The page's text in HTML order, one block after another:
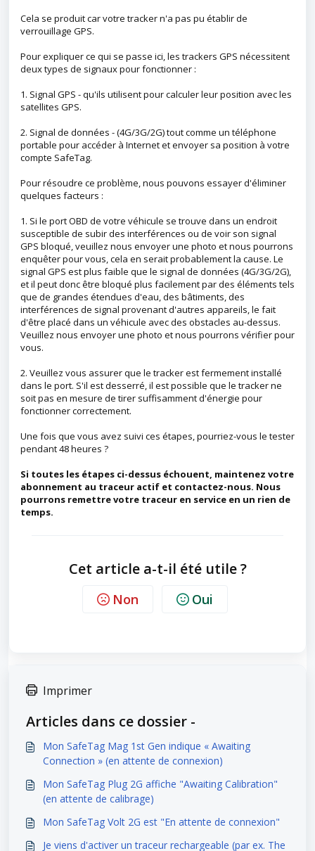
Cela se produit car votre tracker n'a pas pu établir de
verrouillage GPS.
Pour expliquer ce qui se passe ici, les trackers GPS nécessitent
deux types de signaux pour fonctionner :
1. Signal GPS - qu'ils utilisent pour calculer leur position avec les
satellites GPS.
2. Signal de données - (4G/3G/2G) tout comme un téléphone
portable pour accéder à Internet et envoyer sa position à votre
compte SafeTag.
Pour résoudre ce problème, nous pouvons essayer d'éliminer
quelques facteurs :
1. Si le port OBD de votre véhicule se trouve dans un endroit
susceptible de subir des interférences ou de voir son signal
GPS bloqué, veuillez nous envoyer une photo et nous pourrons
enquêter pour vous, cela en serait probablement la cause. Le
signal GPS est plus faible que le signal de données (4G/3G/2G),
et il peut donc être bloqué plus facilement par des éléments tels
que de grandes étendues d'eau, des bâtiments, des
interférences de signal provenant d'autres appareils, le fait
d'être placé dans un véhicule avec des obstacles au-dessus.
Veuillez nous envoyer une photo et nous pourrons vérifier pour
vous.
2. Veuillez vous assurer que le tracker est fermement installé
dans le port. S'il est desserré, il est possible que le tracker ne
soit pas en mesure de tirer suffisamment d'énergie pour
fonctionner correctement.
Une fois que vous avez suivi ces étapes, pourriez-vous le tester
pendant 48 heures ?
Si toutes les étapes ci-dessus échouent, maintenez votre
abonnement au traceur actif et contactez-nous. Nous
pourrons remettre votre traceur en service en un rien de
temps.
Cet article a-t-il été utile ?
Non Oui
Imprimer
Articles dans ce dossier -
Mon SafeTag Mag 1st Gen indique « Awaiting
Connection » (en attente de connexion)
Mon SafeTag Plug 2G affiche "Awaiting Calibration"
(en attente de calibrage)
Mon SafeTag Volt 2G est "En attente de connexion"
Je viens d'activer un traceur rechargeable (par ex. The